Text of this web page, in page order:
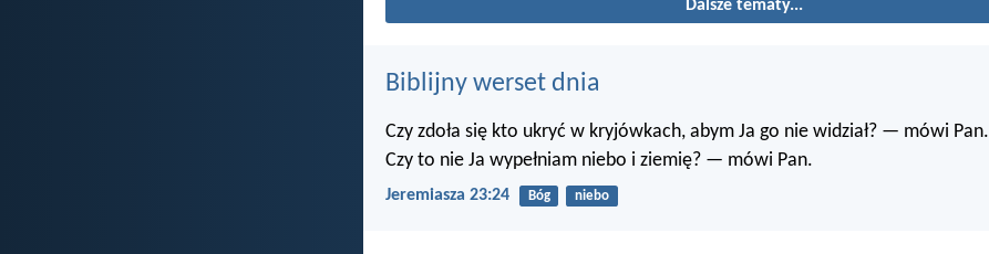
Dalsze tematy...
Biblijny werset dnia
Czy zdoła się kto ukryć w kryjówkach, abym Ja go nie widział? — mówi Pan.
Czy to nie Ja wypełniam niebo i ziemię? — mówi Pan.
Jeremiasza 23:24 Bóg niebo